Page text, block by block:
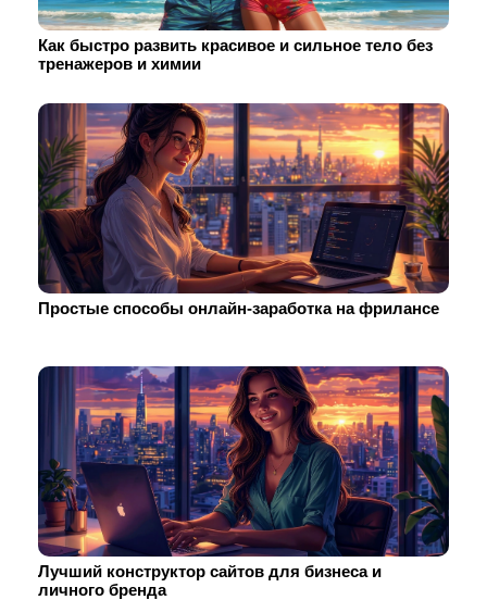
Как быстро развить красивое и сильное тело без
тренажеров и химии
Простые способы онлайн-заработка на фрилансе
Лучший конструктор сайтов для бизнеса и
личного бренда